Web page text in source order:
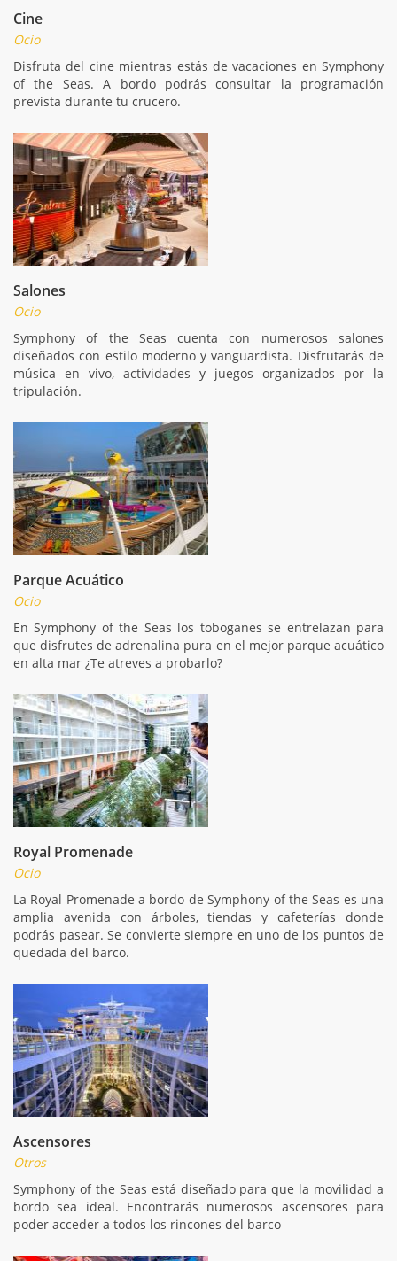
Cine
Ocio
Disfruta del cine mientras estás de vacaciones en Symphony
of the Seas. A bordo podrás consultar la programación
prevista durante tu crucero.
Salones
Ocio
Symphony of the Seas cuenta con numerosos salones
diseñados con estilo moderno y vanguardista. Disfrutarás de
música en vivo, actividades y juegos organizados por la
tripulación.
Parque Acuático
Ocio
En Symphony of the Seas los toboganes se entrelazan para
que disfrutes de adrenalina pura en el mejor parque acuático
en alta mar ¿Te atreves a probarlo?
Royal Promenade
Ocio
La Royal Promenade a bordo de Symphony of the Seas es una
amplia avenida con árboles, tiendas y cafeterías donde
podrás pasear. Se convierte siempre en uno de los puntos de
quedada del barco.
Ascensores
Otros
Symphony of the Seas está diseñado para que la movilidad a
bordo sea ideal. Encontrarás numerosos ascensores para
poder acceder a todos los rincones del barco